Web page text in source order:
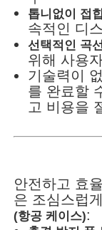
톱니없이 접
속적인 디
선택적인 곡
위해 사용
기술력이
를 완료할
고 비용을
안전하고 효
은 조심스럽
(항공 케이스):